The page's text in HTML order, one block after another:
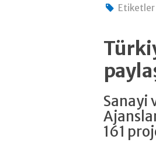
Etiketler
Sanayi
161